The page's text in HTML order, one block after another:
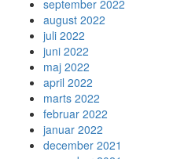
september 2022
august 2022
juli 2022
juni 2022
maj 2022
april 2022
marts 2022
februar 2022
januar 2022
december 2021